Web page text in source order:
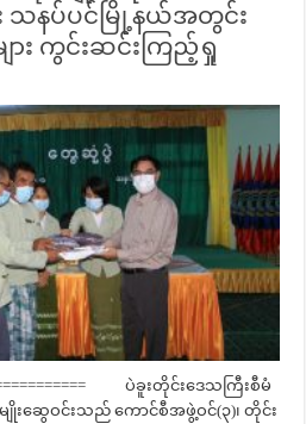
း သနပ်ပင်မြို့နယ်အတွင်း
ျား ကွင်းဆင်းကြည့်ရှု
ပဲခူးတိုင်းဒေသကြီးစီမံ
မျိုးဆွေဝင်းသည် ကောင်စီအဖွဲ့ဝင်(၃)၊ တိုင်း